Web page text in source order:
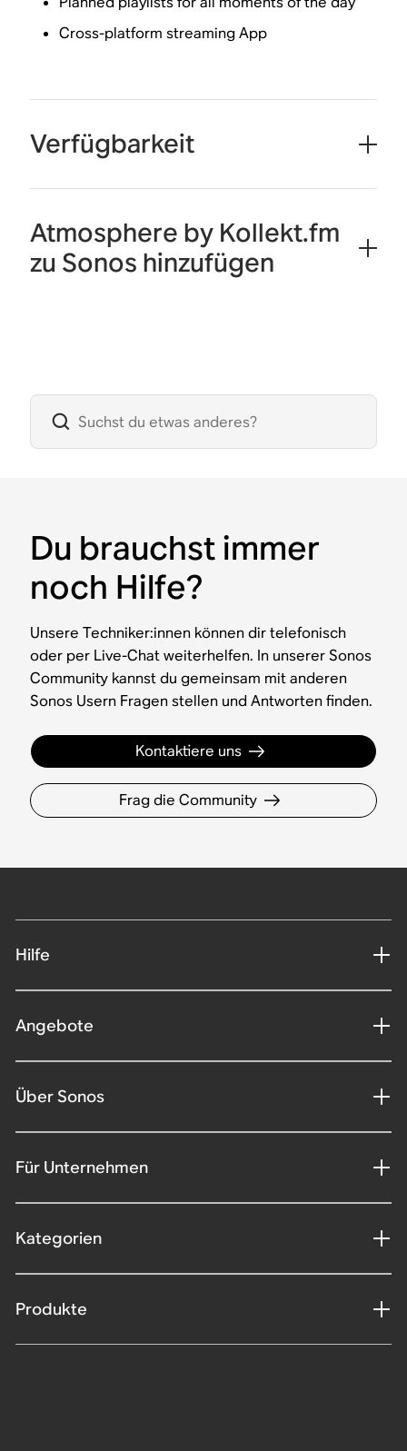
Cross-platform streaming App
Verfügbarkeit
Atmosphere by Kollekt.fm
zu Sonos hinzufügen
Du brauchst immer
noch Hilfe?
Unsere Techniker:innen können dir telefonisch
oder per Live-Chat weiterhelfen. In unserer Sonos
Community kannst du gemeinsam mit anderen
Sonos Usern Fragen stellen und Antworten finden.
Kontaktiere uns
Frag die Community
Hilfe
Angebote
Über Sonos
Für Unternehmen
Kategorien
Produkte